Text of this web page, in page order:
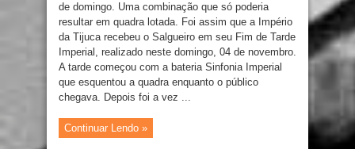
de domingo. Uma combinação que só poderia
resultar em quadra lotada. Foi assim que a Império
da Tijuca recebeu o Salgueiro em seu Fim de Tarde
Imperial, realizado neste domingo, 04 de novembro.
A tarde começou com a bateria Sinfonia Imperial
que esquentou a quadra enquanto o público
chegava. Depois foi a vez ...
Continuar Lendo »